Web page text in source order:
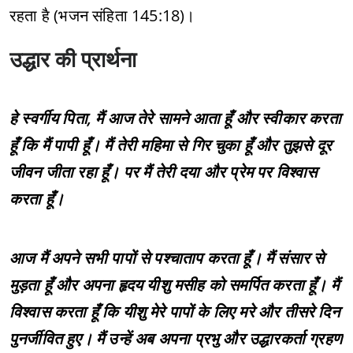
रहता है (भजन संहिता 145:18)।
उद्धार की प्रार्थना
हे स्वर्गीय पिता, मैं आज तेरे सामने आता हूँ और स्वीकार करता
हूँ कि मैं पापी हूँ। मैं तेरी महिमा से गिर चुका हूँ और तुझसे दूर
जीवन जीता रहा हूँ। पर मैं तेरी दया और प्रेम पर विश्वास
करता हूँ।
आज मैं अपने सभी पापों से पश्चाताप करता हूँ। मैं संसार से
मुड़ता हूँ और अपना हृदय यीशु मसीह को समर्पित करता हूँ। मैं
विश्वास करता हूँ कि यीशु मेरे पापों के लिए मरे और तीसरे दिन
पुनर्जीवित हुए। मैं उन्हें अब अपना प्रभु और उद्धारकर्ता ग्रहण